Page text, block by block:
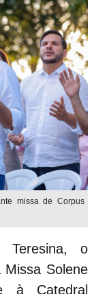
missa de Corpus
Teresina, o
Missa Solene
à Catedral